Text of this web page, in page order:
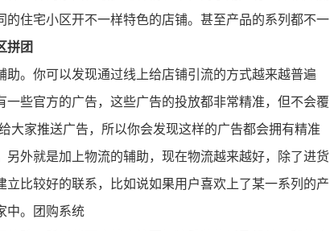
住宅小区开不一样特色的店铺。甚至产品的系列都不一
拼团
。你可以发现通过线上给店铺引流的方式越来越普遍
些官方的广告，这些广告的投放都非常精准，但不会覆
大家推送广告，所以你会发现这样的广告都会拥有精准
外就是加上物流的辅助，现在物流越来越好，除了进货
比较好的联系，比如说如果用户喜欢上了某一系列的产
中。团购系统